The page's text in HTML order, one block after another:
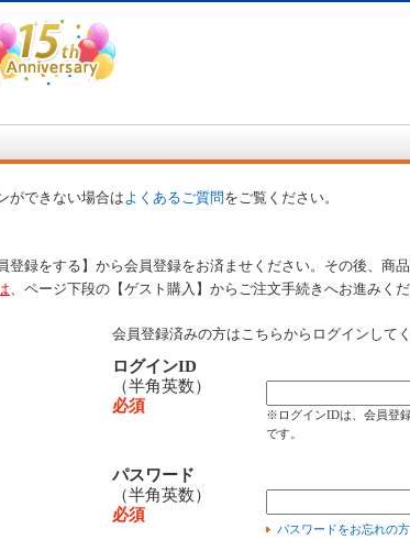
ができない場合はよくあるご質問をご覧ください。
登録をする】から会員登録をお済ませください。その後、商
、ページ下段の【ゲスト購入】からご注文手続きへお進みくだ
会員登録済みの方はこちらからログインして
ログインID
（半角英数）
必須
※ログインIDは、会員登
です。
パスワード
（半角英数）
必須
パスワードをお忘れの方